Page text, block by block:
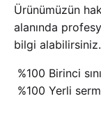
Ürünümüzün
alanında
bilgi alabilirsiniz.
%100 Birinci
%100 Yerli